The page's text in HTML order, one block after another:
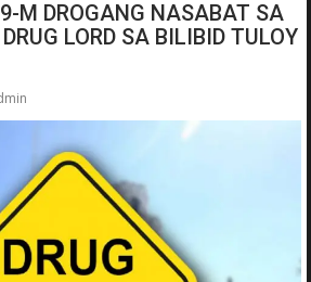
M DROGANG NASABAT SA
LORD SA BILIBID TULOY